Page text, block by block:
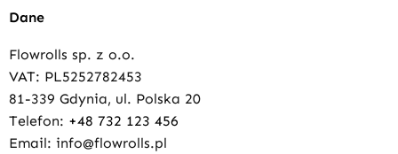
Dane
Flowrolls sp. z o.o.
VAT: PL5252782453
81-339 Gdynia, ul. Polska 20
Telefon: +48 732 123 456
Email: info@flowrolls.pl